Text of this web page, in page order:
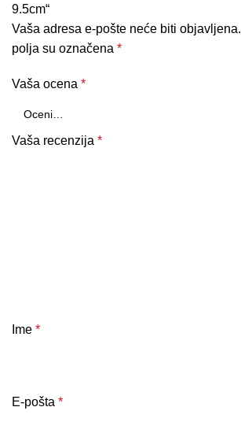
9.5cm“
Vaša adresa e-pošte neće biti objavljena.
polja su označena*
Vaša ocena*
Vaša recenzija*
Ime*
E-pošta*